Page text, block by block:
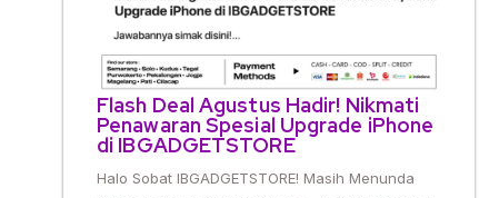
Flash Deal Agustus Hadir! Nikmati
Penawaran Spesial Upgrade iPhone
di IBGADGETSTORE
Halo Sobat IBGADGETSTORE! Masih Menunda